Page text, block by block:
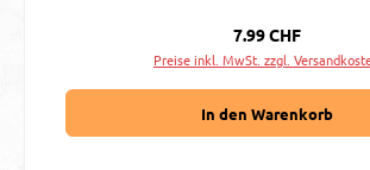
Regulärer Preis:
7.99 CHF
Preise inkl. MwSt. zzgl.
In den Warenkorb